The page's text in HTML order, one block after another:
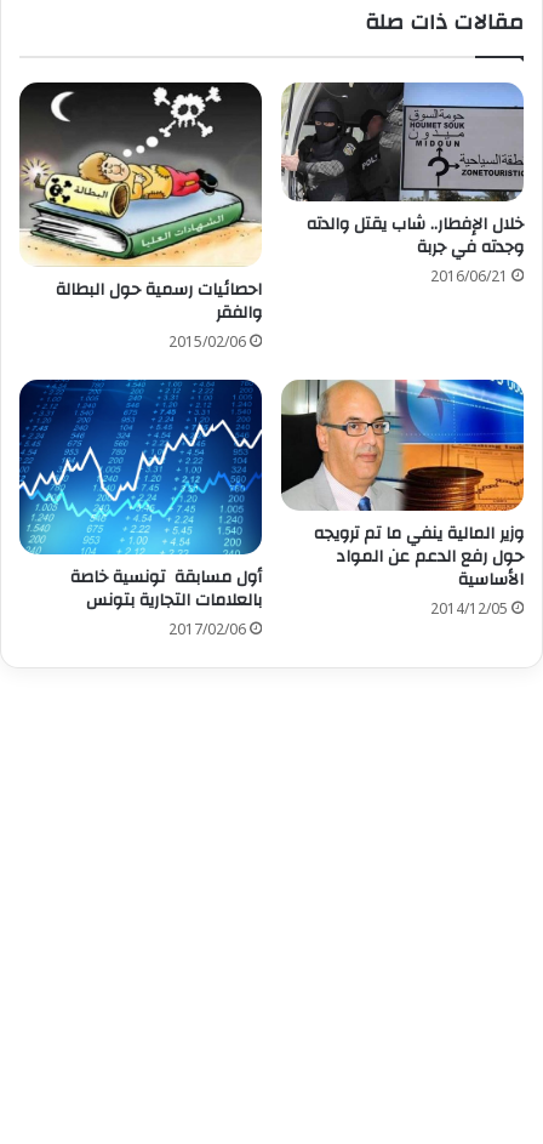
مقالات ذات صلة
خلال الإفطار.. شاب يقتل والدته
وجدته في جربة
2016/06/21 احصائيات رسمية حول البطالة
والفقر
2015/02/06
وزير المالية ينفي ما تم ترويجه
حول رفع الدعم عن المواد
الأساسية
2014/12/05
أول مسابقة تونسية خاصة
بالعلامات التجارية بتونس
2017/02/06